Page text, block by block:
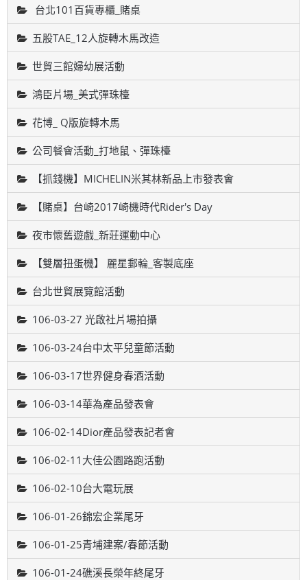
台北101百貨專櫃_賭桌
五股TAE_12人旋轉木馬改造
世貿三館婦幼展活動
鴻臣片場_美式彈珠檯
花博_ Q版旋轉木馬
公司餐會活動_打地鼠、彈珠檯
【抓錢機】MICHELIN米其林新品上市發表會
【賭桌】台崎2017崎機時代Rider's Day
夜市懷舊遊戲_新莊運動中心
【雙層扭蛋機】 麗星郵輪_客製底座
台北世貿展覽館活動
106-03-27 光啟社片場拍攝
106-03-24台中太平兒童節活動
106-03-17世界健身春酒活動
106-03-14華為產品發表會
106-02-14Dior產品發表記者會
106-02-11大佳公園路跑活動
106-02-10台大電玩展
106-01-26錦宏企業尾牙
106-01-25青埔建案/春節活動
106-01-24礁溪長榮年終尾牙